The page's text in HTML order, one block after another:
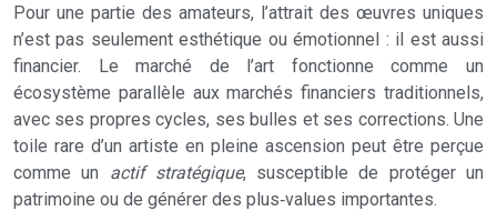
Pour une partie des amateurs, l’attrait des œuvres uniques
n’est pas seulement esthétique ou émotionnel : il est aussi
financier. Le marché de l’art fonctionne comme un
écosystème parallèle aux marchés financiers traditionnels,
avec ses propres cycles, ses bulles et ses corrections. Une
toile rare d’un artiste en pleine ascension peut être perçue
comme un actif stratégique, susceptible de protéger un
patrimoine ou de générer des plus‑values importantes.